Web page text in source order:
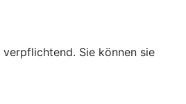
Sie können sie